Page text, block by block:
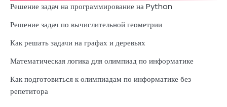
Решение задач на программирование на Python
Решение задач по вычислительной геометрии
Как решать задачи на графах и деревьях
Математическая логика для олимпиад по информатике
Как подготовиться к олимпиадам по информатике без
репетитора